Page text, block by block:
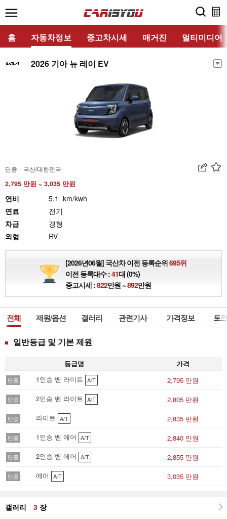
홈 자동차정보 중고차시세 매거진 멀티미디어
2026 기아 뉴 레이 EV
단종 국산/대한민국
2,795 만원 ~ 3,035 만원
연비
5.1 km/kwh
연료
전기
차급
경형
외형
RV
[2026년06월] 국산차 이전 등록순위695위
이전 등록대수 :41대 (0%)
중고시세 :822만원 ~892만원
전체 제원/옵션 갤러리 관련기사 가격정보 토
일반등급 및 기본 제원
등급명 가격
단종 1인승 밴 라이트 A/T 2,795 만원
단종 2인승 밴 라이트 A/T 2,805 만원
단종 라이트 A/T 2,835 만원
단종 1인승 밴 에어 A/T 2,840 만원
단종 2인승 밴 에어 A/T 2,855 만원
단종 에어 A/T 3,035 만원
갤러리 3 장